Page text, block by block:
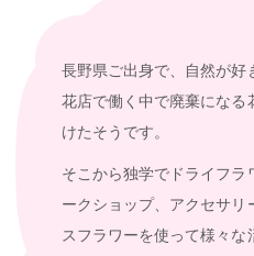
長野県ご出身で、自然が好
花店で働く中で廃棄になる
けたそうです。
そこから独学でドライフラ
ークショップ、アクセサリ
スフラワーを使って様々な